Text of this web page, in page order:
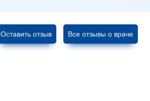
Оставить отзыв Все отзывы о враче